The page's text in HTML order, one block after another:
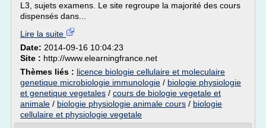
L3, sujets examens. Le site regroupe la majorité des cours
dispensés dans...
Lire la suite
Date: 2014-09-16 10:04:23
Site : http://www.elearningfrance.net
Thèmes liés : licence biologie cellulaire et moleculaire
genetique microbiologie immunologie / biologie physiologie
et genetique vegetales / cours de biologie vegetale et
animale / biologie physiologie animale cours / biologie
cellulaire et physiologie vegetale